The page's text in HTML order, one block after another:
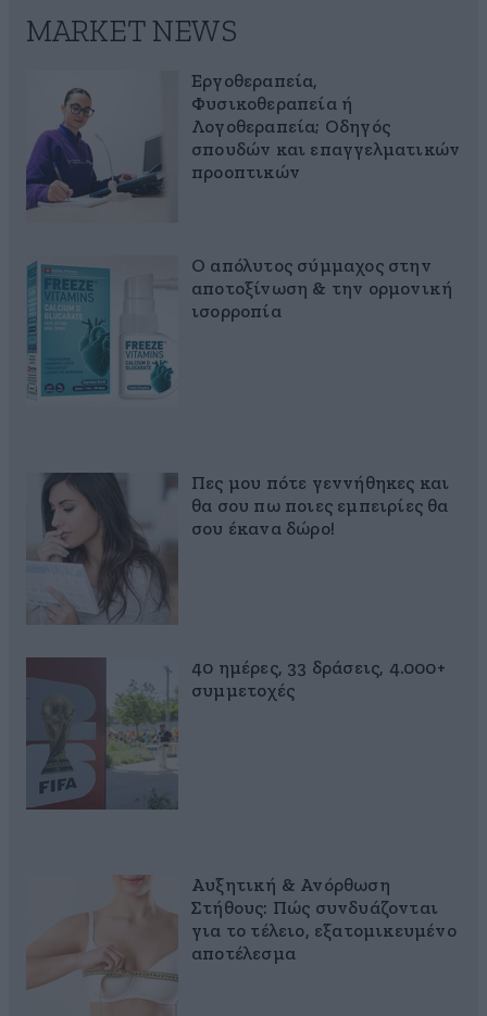
MARKET NEWS
Εργοθεραπεία,
Φυσικοθεραπεία ή
Λογοθεραπεία; Οδηγός
σπουδών και επαγγελματικών
προοπτικών
Ο απόλυτος σύμμαχος στην
αποτοξίνωση & την ορμονική
ισορροπία
Πες μου πότε γεννήθηκες και
θα σου πω ποιες εμπειρίες θα
σου έκανα δώρο!
40 ημέρες, 33 δράσεις, 4.000+
συμμετοχές
Αυξητική & Ανόρθωση
Στήθους: Πώς συνδυάζονται
για το τέλειο, εξατομικευμένο
αποτέλεσμα